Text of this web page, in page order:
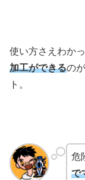
使い方さえわか
加工ができるの
ト。
危
で